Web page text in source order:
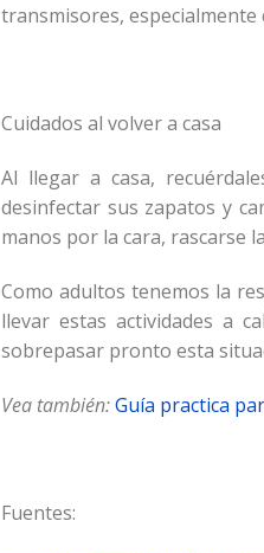
transmisores,
Cuidados al volver a casa
Al llegar a casa,
desinfectar sus zapatos y
manos por la cara, rascarse
Como adultos tenemos la
llevar estas actividades a
sobrepasar pronto esta
Vea también:Guía practica
Fuentes: